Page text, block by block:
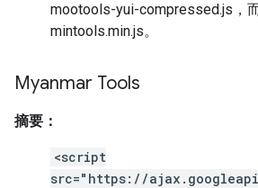
mootools-yui-compressed.js，
mintools.min.js。
Myanmar Tools
摘要：
<script
src="https://